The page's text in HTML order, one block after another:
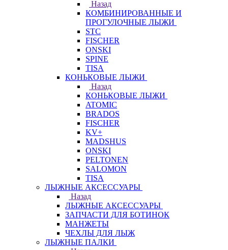
Назад
КОМБИНИРОВАННЫЕ И
ПРОГУЛОЧНЫЕ ЛЫЖИ
STC
FISCHER
ONSKI
SPINE
TISA
КОНЬКОВЫЕ ЛЫЖИ
Назад
КОНЬКОВЫЕ ЛЫЖИ
ATOMIC
BRADOS
FISCHER
KV+
MADSHUS
ONSKI
PELTONEN
SALOMON
TISA
ЛЫЖНЫЕ АКСЕССУАРЫ
Назад
ЛЫЖНЫЕ АКСЕССУАРЫ
ЗАПЧАСТИ ДЛЯ БОТИНОК
МАНЖЕТЫ
ЧЕХЛЫ ДЛЯ ЛЫЖ
ЛЫЖНЫЕ ПАЛКИ